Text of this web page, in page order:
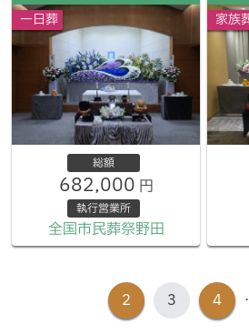
一日葬
総額
682,000 円
執行営業所
全国市民葬祭野田
家族
2 3 4